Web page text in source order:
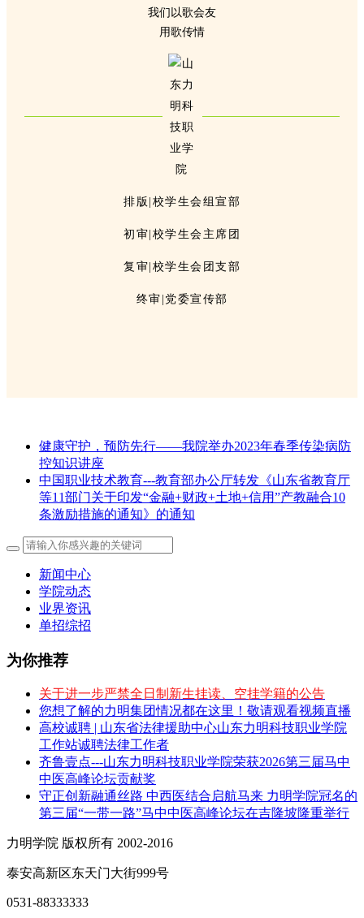
我们以歌会友
用歌传情
排版|校学生会组宣部
初审|校学生会主席团
复审|校学生会团支部
终审|党委宣传部
健康守护，预防先行——我院举办2023年春季传染病防
控知识讲座
中国职业技术教育---教育部办公厅转发《山东省教育厅
等11部门关于印发“金融+财政+土地+信用”产教融合10
条激励措施的通知》的通知
新闻中心
学院动态
业界资讯
单招综招
为你推荐
关于进一步严禁全日制新生挂读、空挂学籍的公告
您想了解的力明集团情况都在这里！敬请观看视频直播
高校诚聘 | 山东省法律援助中心山东力明科技职业学院
工作站诚聘法律工作者
齐鲁壹点---山东力明科技职业学院荣获2026第三届马中
中医高峰论坛贡献奖
守正创新融通丝路 中西医结合启航马来 力明学院冠名的
第三届“一带一路”马中中医高峰论坛在吉隆坡隆重举行
力明学院 版权所有 2002-2016
泰安高新区东天门大街999号
0531-88333333